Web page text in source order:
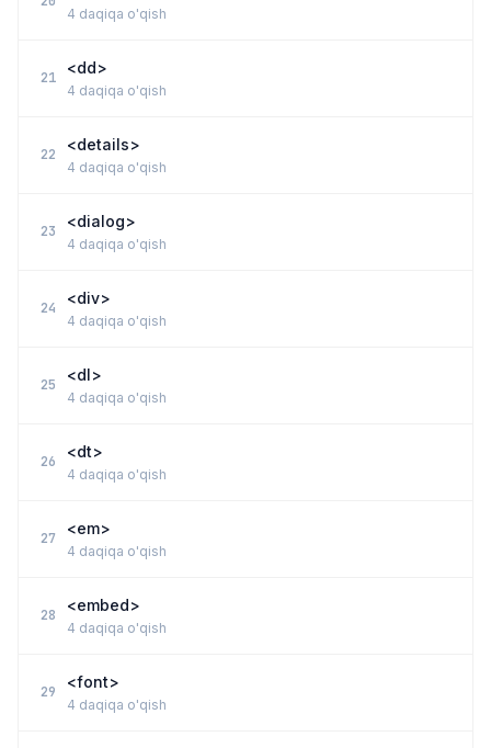
4 daqiqa o'qish
21
<dd>
4 daqiqa o'qish
22
<details>
4 daqiqa o'qish
23
<dialog>
4 daqiqa o'qish
24
<div>
4 daqiqa o'qish
25
<dl>
4 daqiqa o'qish
26
<dt>
4 daqiqa o'qish
27
<em>
4 daqiqa o'qish
28
<embed>
4 daqiqa o'qish
29
<font>
4 daqiqa o'qish